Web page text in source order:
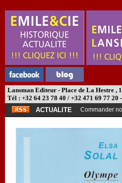
Lansman Editeur - Place de La Hestre ,
Tél : +32 64 23 78 40 / +32 471 69 77 20
ACTUALITE
Commander